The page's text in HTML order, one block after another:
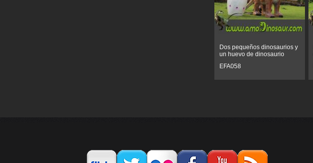
Dos pequeños dinosaurios y
un huevo de dinosaurio
EFA058